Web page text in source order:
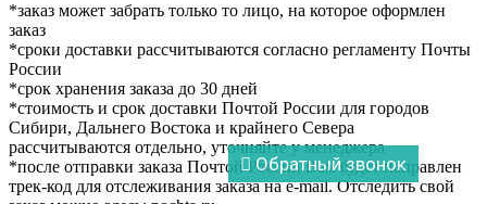
*заказ может забрать только то лицо, на которое оформлен
заказ
*сроки доставки рассчитываются согласно регламенту Почты
России
*срок хранения заказа до 30 дней
*стоимость и срок доставки Почтой России для городов
Сибири, Дальнего Востока и крайнего Севера
рассчитываются отдельно, уточняйте у менеджера
*после отправки заказа Почтой России Вам будет направлен
трек-код для отслеживания заказа на e-mail. Отследить свой
Обратный звонок